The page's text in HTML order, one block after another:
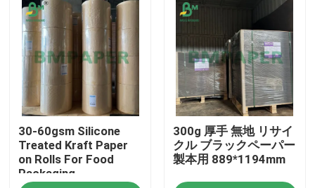
製品
企業情報
会社案内
品質管理
30-60gsm Silicone
Treated Kraft Paper
on Rolls For Food
Packaging
300g 厚手 無地 リサイ
クル ブラックペーパー
製本用 889*1194mm